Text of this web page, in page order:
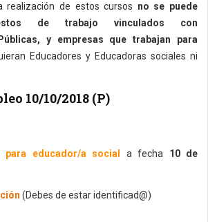
realización de estos cursos no se puede
de trabajo vinculados con
y empresas que trabajan para
Educadores y Educadoras sociales ni
10/10/2018 (P)
para educador/a social a fecha 10 de
(Debes de estar identificad@)